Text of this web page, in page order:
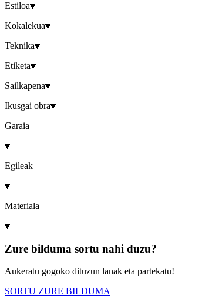
Estiloa
Kokalekua
Teknika
Etiketa
Sailkapena
Ikusgai obra
Garaia
Egileak
Materiala
Zure bilduma sortu nahi duzu?
Aukeratu gogoko dituzun lanak eta partekatu!
SORTU ZURE BILDUMA